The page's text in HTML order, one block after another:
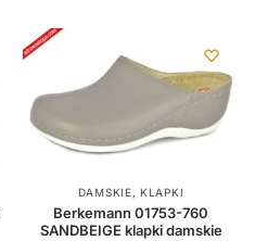
DAMSKIE, KLAPKI
Berkemann 01753-760
SANDBEIGE klapki damskie